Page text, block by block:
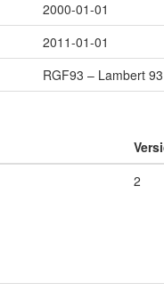
2000-01-01
2011-01-01
RGF93 – Lambert
2